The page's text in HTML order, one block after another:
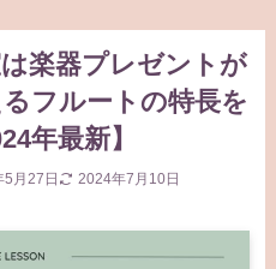
楽器プレゼントが
フルートの特長を
年最新】
月27日 2024年7月10日